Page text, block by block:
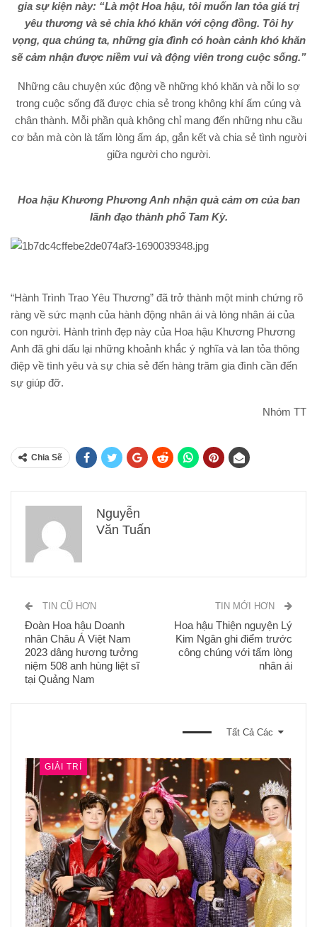
Hoa hậu Khương Phương Anh tự mình đóng gói và chuẩn bị
lời chúc tốt đẹp đến từng gia đình nhận được. Tâm huyết và nụ
Hoa hậu Khương Phương Anh lan tỏa giá trị tích cực đến
người dân.
gia sự kiện này: “Là một Hoa hậu, tôi muốn lan tỏa giá trị
vọng, qua chúng ta, những gia đình có hoàn cảnh khó khăn
sẽ cảm nhận được niềm vui và động viên trong cuộc sống.”
trong cuộc sống đã được chia sẻ trong không khí ấm cúng và
chân thành. Mỗi phần quà không chỉ mang đến những nhu cầu
cơ bản mà còn là tấm lòng ấm áp, gắn kết và chia sẻ tình người
Hoa hậu Khương Phương Anh nhận quà cảm ơn của ban
lãnh đạo thành phố Tam Kỳ.
“Hành Trình Trao Yêu Thương” đã trở thành một minh chứng rõ
Anh đã ghi dấu lại những khoảnh khắc ý nghĩa và lan tỏa thông
sự giúp đỡ.
Nhóm TT
Chia Sẽ
Nguyễn
Văn Tuấn